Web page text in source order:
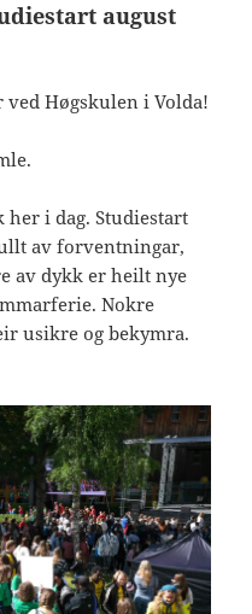
august
Høgskulen i Volda!
her i dag. Studiestart
av forventningar,
av dykk er heilt nye
Nokre
usikre og bekymra.